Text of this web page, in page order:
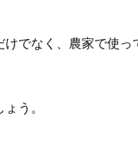
でなく、農家で使
う。